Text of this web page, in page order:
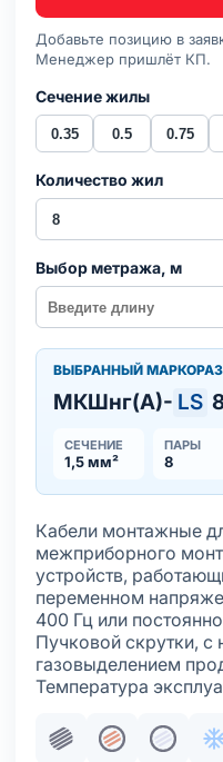
Добавьте позицию в
Менеджер пришлёт КП.
Сечение жилы
0.35 0.5 0.75
Количество жил
Выбор метража, м
ВЫБРАННЫЙ
МКШнг(А)- LS
СЕЧЕНИЕ
1,5 мм²
ПАРЫ
8
Кабели монтажные
межприборного
устройств,
переменном
400 Гц или
Пучковой скрутки,
газовыделением
Температура
Пучковая скрутка
Жила Жила